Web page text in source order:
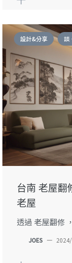
設計&分享 談
台南 老屋翻
老屋
透過 老屋翻修
JOES —